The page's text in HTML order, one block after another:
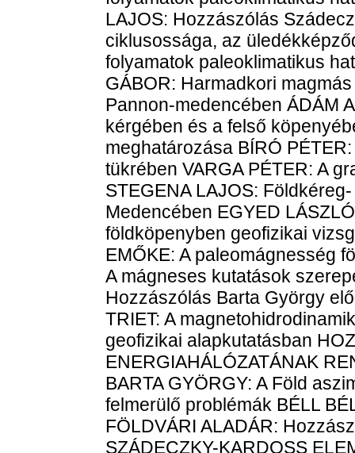
LAJOS: Hozzászólás
ciklusossága, az
folyamatok paleoklimatikus
GÁBOR: Harmadkori
Pannon-medencében ÁDÁM
kérgében és a felső
meghatározása BÍRÓ
tükrében VARGA PÉTER: A
STEGENA LAJOS:
Medencében EGYED
földköpenyben geofizikai
EMŐKE: A paleomágnesség
A mágneses kutatások
Hozzászólás Barta György
TRIET: A
geofizikai alapkutatásban
ENERGIAHÁLÓZATÁNAK
BARTA GYÖRGY: A Föld
felmerülő problémák BÉLL
FÖLDVÁRI ALADÁR:
SZÁDECZKY-KARDOSS